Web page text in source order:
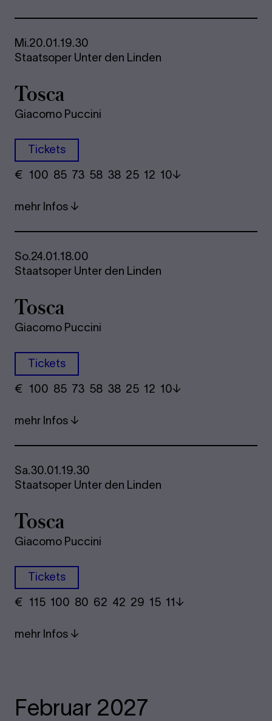
Mi.20.01.19.30
Staatsoper Unter den Linden
Tosca
Giacomo Puccini
Tickets
€ ​ 100 85 73​ 58 38 25​ 12 10
mehr Infos
So.24.01.18.00
Staatsoper Unter den Linden
Tosca
Giacomo Puccini
Tickets
€ ​ 100 85 73​ 58 38 25​ 12 10
mehr Infos
Sa.30.01.19.30
Staatsoper Unter den Linden
Tosca
Giacomo Puccini
Tickets
€ ​ 115 100 80​ 62 42 29​ 15 11
mehr Infos
Februar 2027